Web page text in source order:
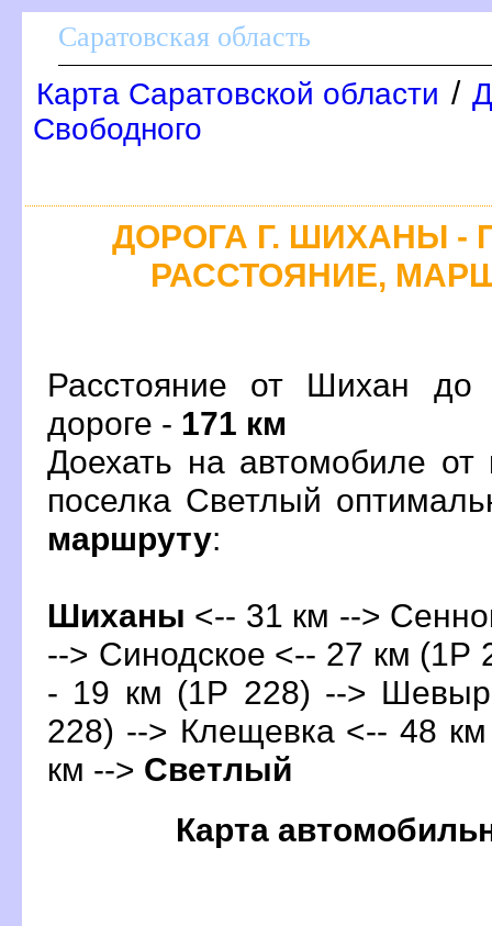
Саратовская область
Карта Саратовской области /
Свободного
ДОРОГА Г. ШИХАНЫ -
РАССТОЯНИЕ,
Расстояние от Шихан до
дороге - 171 км
Доехать на автомобиле
поселка Светлый
маршруту:
Шиханы <-- 31 км -->
--> Синодское <-- 27 км (1Р
- 19 км (1Р 228) -->
228) --> Клещевка <-- 48
км --> Светлый
Карта